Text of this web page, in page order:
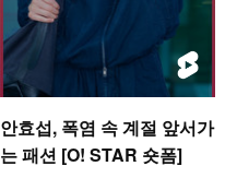
안효섭, 폭염 속 계절 앞서가
는 패션 [O! STAR 숏폼]